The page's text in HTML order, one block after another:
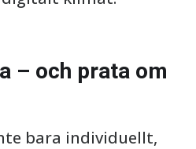
– och prata om
bara individuellt,